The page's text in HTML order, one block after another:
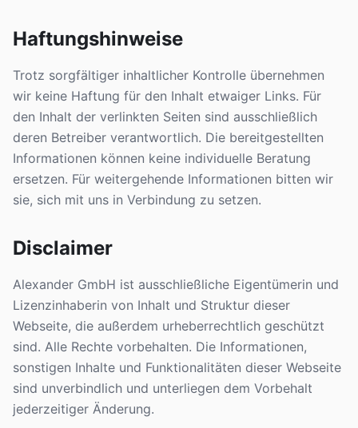
Haftungshinweise
Trotz sorgfältiger inhaltlicher Kontrolle übernehmen
wir keine Haftung für den Inhalt etwaiger Links. Für
den Inhalt der verlinkten Seiten sind ausschließlich
deren Betreiber verantwortlich. Die bereitgestellten
Informationen können keine individuelle Beratung
ersetzen. Für weitergehende Informationen bitten wir
sie, sich mit uns in Verbindung zu setzen.
Disclaimer
Alexander GmbH ist ausschließliche Eigentümerin und
Lizenzinhaberin von Inhalt und Struktur dieser
Webseite, die außerdem urheberrechtlich geschützt
sind. Alle Rechte vorbehalten. Die Informationen,
sonstigen Inhalte und Funktionalitäten dieser Webseite
sind unverbindlich und unterliegen dem Vorbehalt
jederzeitiger Änderung.